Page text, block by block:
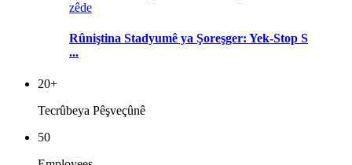
zêde
Rûniştina Stadyumê ya Şoreşger: Yek-Stop S
...
20+
Tecrûbeya Pêşveçûnê
50